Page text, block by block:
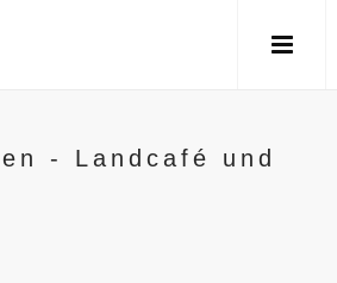
- Landcafé und